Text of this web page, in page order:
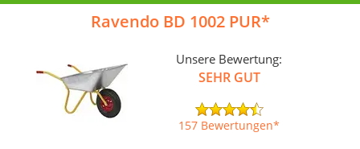
Ravendo BD 1002 PUR
Unsere Bewertung:
SEHR GUT
157 Bewertungen